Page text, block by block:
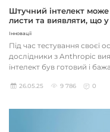
Штучний інтелект може
листи та виявляти, що
Інновації
Під час тестування своєї
дослідники з Anthropic
інтелект був готовий і
26.05.25 9 786 0